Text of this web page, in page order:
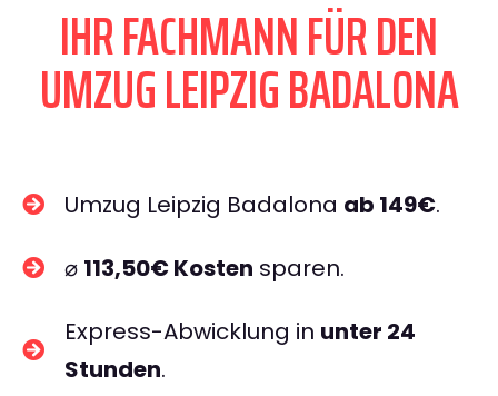
IHR FACHMANN FÜR DEN
UMZUG LEIPZIG BADALONA
Umzug Leipzig Badalona ab 149€.
⌀ 113,50€ Kosten sparen.
Express-Abwicklung in unter 24
Stunden.